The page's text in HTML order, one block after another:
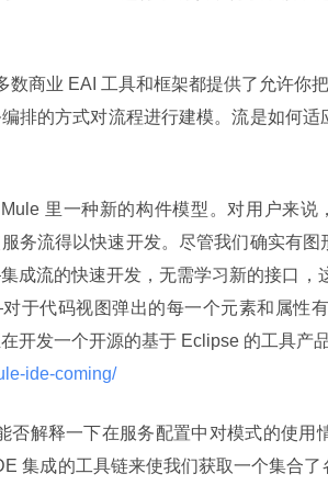
数商业 EAI 工具和框架都提供了允许你
排的方式对流程进行建模。流是如何
里一种新的构件模型。对用户来
务流得以快速开发。尽管我们确实有图
成流的快速开发，无需学习新的接口
于代码视图弹出的每一个元素和属性
开发一个开源的基于 Eclipse 的工具产
ide-coming/
否解释一下在服务配置中对模式的使用
集成的工具链来使我们获取一个集合